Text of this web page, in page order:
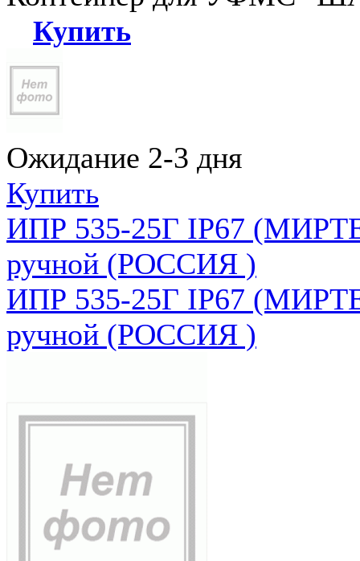
Купить
Ожидание 2-3 дня
Купить
ИПР 535-25Г IP67
ручной (РОССИЯ )
ИПР 535-25Г IP67
ручной (РОССИЯ )